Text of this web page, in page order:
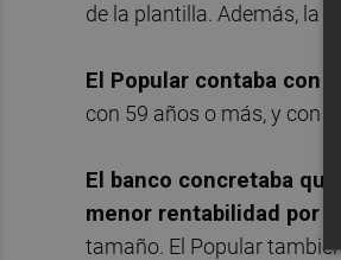
de la plantilla. Además, la
El Popular contaba con
con 59 años o más, y con
El banco concretaba
menor rentabilidad por
tamaño. El Popular